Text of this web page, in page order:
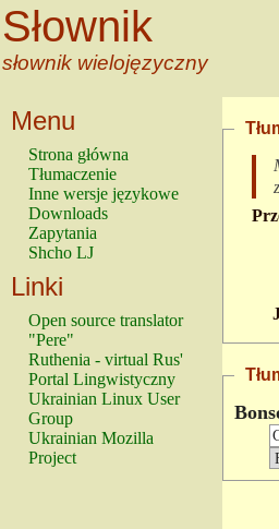
Słownik
słownik wielojęzyczny
Menu
Strona główna
Tłumaczenie
Inne wersje językowe
Downloads
Zapytania
Shcho LJ
Linki
Open source translator
"Pere"
Ruthenia - virtual Rus'
Portal Lingwistyczny
Ukrainian Linux User
Group
Ukrainian Mozilla
Project